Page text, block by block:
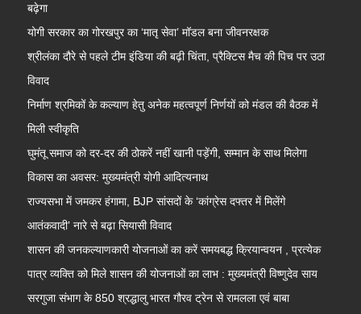
बढ़ेगा
योगी सरकार का गोरखपुर का ‘मातृ सेवा’ मॉडल बना जीवनरक्षक
श्रीलंका दौरे से पहले टीम इंडिया की बढ़ी चिंता, प्रैक्टिस मैच की पिच पर उठा
विवाद
निर्माण श्रमिकों के कल्याण हेतु अनेक महत्वपूर्ण निर्णयों को मंडल की बैठक में
मिली स्वीकृति
घुमंतू समाज को दर-दर की ठोकरें नहीं खानी पड़ेंगी, सम्मान के साथ मिलेगा
विकास का अवसर: मुख्यमंत्री योगी आदित्यनाथ
राज्यसभा में जमकर हंगामा, BJP सांसदों के ‘कांग्रेस दफ्तर में मिलेंगे
आतंकवादी’ नारे से बढ़ा सियासी विवाद
शासन की जनकल्याणकारी योजनाओं का करें समयबद्ध क्रियान्वयन , प्रत्येक
पात्र व्यक्ति को मिले शासन की योजनाओं का लाभ : मुख्यमंत्री विष्णुदेव साय
सरगुजा संभाग के 850 श्रद्धालु भारत गौरव ट्रेन से रामलला एवं बाबा